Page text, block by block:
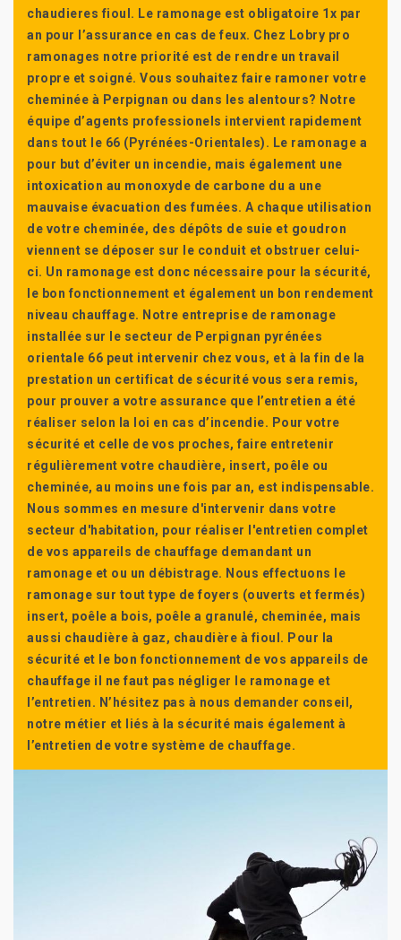
chaudieres fioul. Le ramonage est obligatoire 1x par
an pour l’assurance en cas de feux. Chez Lobry pro
ramonages notre priorité est de rendre un travail
propre et soigné. Vous souhaitez faire ramoner votre
cheminée à Perpignan ou dans les alentours? Notre
équipe d’agents professionels intervient rapidement
dans tout le 66 (Pyrénées-Orientales). Le ramonage a
pour but d’éviter un incendie, mais également une
intoxication au monoxyde de carbone du a une
mauvaise évacuation des fumées. A chaque utilisation
de votre cheminée, des dépôts de suie et goudron
viennent se déposer sur le conduit et obstruer celui-
ci. Un ramonage est donc nécessaire pour la sécurité,
le bon fonctionnement et également un bon rendement
niveau chauffage. Notre entreprise de ramonage
installée sur le secteur de Perpignan pyrénées
orientale 66 peut intervenir chez vous, et à la fin de la
prestation un certificat de sécurité vous sera remis,
pour prouver a votre assurance que l’entretien a été
réaliser selon la loi en cas d’incendie. Pour votre
sécurité et celle de vos proches, faire entretenir
régulièrement votre chaudière, insert, poêle ou
cheminée, au moins une fois par an, est indispensable.
Nous sommes en mesure d'intervenir dans votre
secteur d'habitation, pour réaliser l'entretien complet
de vos appareils de chauffage demandant un
ramonage et ou un débistrage. Nous effectuons le
ramonage sur tout type de foyers (ouverts et fermés)
insert, poêle a bois, poêle a granulé, cheminée, mais
aussi chaudière à gaz, chaudière à fioul. Pour la
sécurité et le bon fonctionnement de vos appareils de
chauffage il ne faut pas négliger le ramonage et
l’entretien. N’hésitez pas à nous demander conseil,
notre métier et liés à la sécurité mais également à
l’entretien de votre système de chauffage.